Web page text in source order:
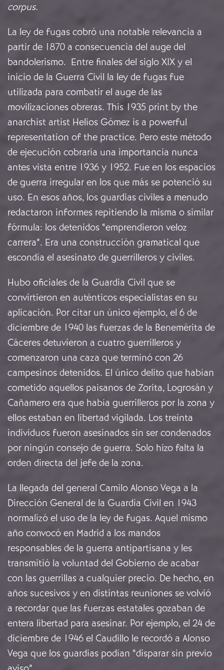
corpus.
La ley de fugas cobró una notable relevancia a
partir de 1870 a consecuencia del auge del
bandolerismo. Entre finales del siglo XIX y el
inicio de la Guerra Civil la ley de fugas fue
utilizada para combatir el auge de las
movilizaciones obreras. This 1935 print by the
anarchist artist Helios Gómez is a powerful
representation of the practice. Pero este método
de ejecución cobraría una importancia nunca
antes vista entre 1936 y 1952. Fue en los espacios
de guerra irregular en los que más se potenció su
uso. En esos años, los guardias civiles a menudo
redactaron informes repitiendo la misma o similar
fórmula: los detenidos “emprendieron veloz
carrera”. Era una construcción gramatical que
escondía el asesinato de guerrilleros y civiles.
Hubo oficiales de la Guardia Civil que se
convirtieron en auténticos especialistas en su
aplicación. Por citar un único ejemplo, el 6 de
diciembre de 1940 las fuerzas de la Benemérita de
Cáceres detuvieron a cuatro guerrilleros y
comenzaron una caza que terminó con 26
campesinos detenidos. El único delito que habían
cometido aquellos paisanos de Zorita, Logrosán y
Cañamero era que había guerrilleros por la zona y
ellos estaban en libertad vigilada. Los treinta
individuos fueron asesinados sin ser condenados
por ningún consejo de guerra. Solo hizo falta la
orden directa del jefe de la zona.
La llegada del general Camilo Alonso Vega a la
Dirección General de la Guardia Civil en 1943
normalizó el uso de la ley de fugas. Aquel mismo
año convocó en Madrid a los mandos
responsables de la guerra antipartisana y les
transmitió la voluntad del Gobierno de acabar
con las guerrillas a cualquier precio. De hecho, en
años sucesivos y en distintas reuniones se volvió
a recordar que las fuerzas estatales gozaban de
entera libertad para asesinar. Por ejemplo, el 24 de
diciembre de 1946 el Caudillo le recordó a Alonso
Vega que los guardias podían “disparar sin previo